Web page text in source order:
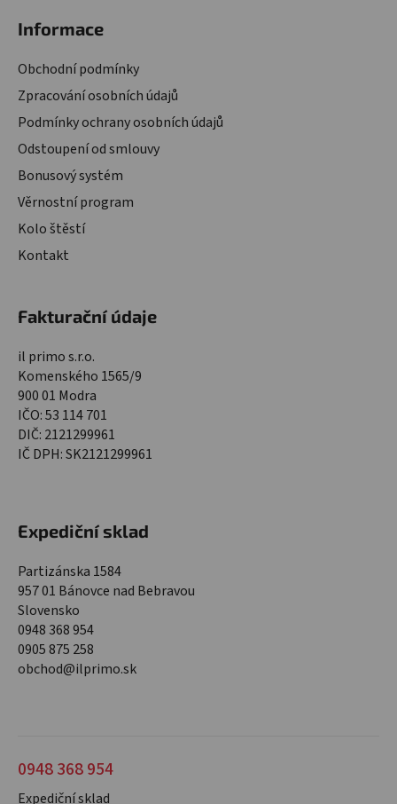
Informace
Obchodní podmínky
Zpracování osobních údajů
Podmínky ochrany osobních údajů
Odstoupení od smlouvy
Bonusový systém
Věrnostní program
Kolo štěstí
Kontakt
Fakturační údaje
il primo s.r.o.
Komenského 1565/9
900 01 Modra
IČO: 53 114 701
DIČ: 2121299961
IČ DPH: SK2121299961
Expediční sklad
Partizánska 1584
957 01 Bánovce nad Bebravou
Slovensko
0948 368 954
0905 875 258
obchod@ilprimo.sk
0948 368 954
Expediční sklad